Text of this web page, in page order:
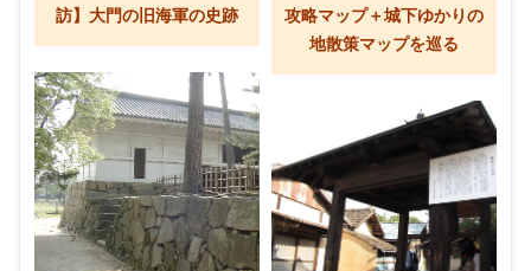
訪】大門の旧海軍の史跡
攻略マップ＋城下ゆかりの
地散策マップを巡る